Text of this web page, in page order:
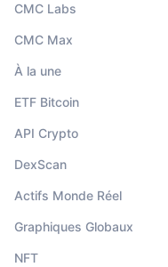
CMC Labs
CMC Max
À la une
ETF Bitcoin
API Crypto
DexScan
Actifs Monde Réel
Graphiques Globaux
NFT